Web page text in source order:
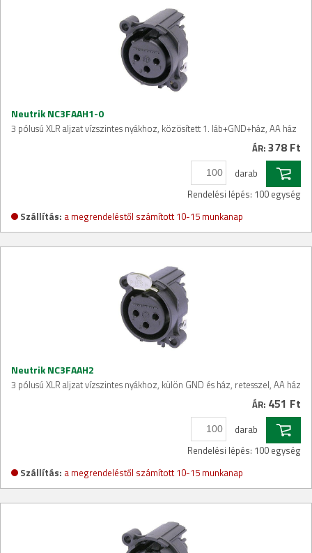
Neutrik NC3FAAH1-0
3 pólusú XLR aljzat vízszintes nyákhoz, közösített 1. láb+GND+ház, AA ház
ÁR: 378 Ft
darab
Rendelési lépés: 100 egység
Szállítás: a megrendeléstől számított 10-15 munkanap
Neutrik NC3FAAH2
3 pólusú XLR aljzat vízszintes nyákhoz, külön GND és ház, retesszel, AA ház
ÁR: 451 Ft
darab
Rendelési lépés: 100 egység
Szállítás: a megrendeléstől számított 10-15 munkanap